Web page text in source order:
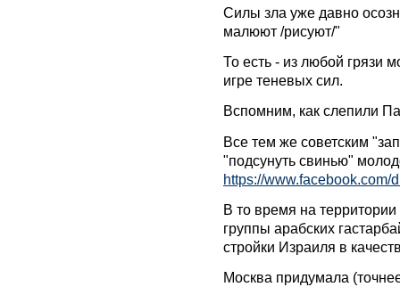
Силы зла уже давно
малюют /рисуют/"
То есть - из любой грязи
игре теневых сил.
Вспомним, как слепили
Все тем же советским
"подсунуть свинью"
https://
В то время на
группы арабских
стройки Израиля в
Москва придумала